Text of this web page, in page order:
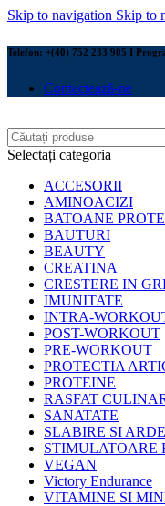
Skip to navigation Skip to
Telefon: +(40) 752 233 905 I
Contactează-ne
Selectați categoria
ACCESORII
AMINOACIZI
BATOANE
BAUTURI
BEAUTY
CREATINA
CRESTERE IN
IMUNITATE
INTRA-
POST-WORKOUT
PRE-WORKOUT
PROTECTIA
PROTEINE
RASFAT
SANATATE
SLABIRE SI
STIMULATOARE
VEGAN
Victory Endurance
VITAMINE SI